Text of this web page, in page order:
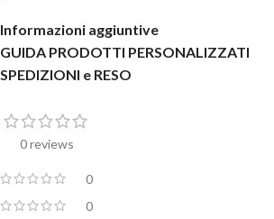
Informazioni aggiuntive
GUIDA PRODOTTI PERSONALIZZATI
SPEDIZIONI e RESO
0 reviews
0
0